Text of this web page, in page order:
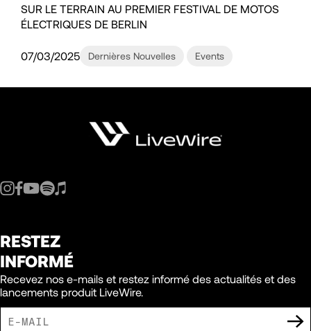
SUR LE TERRAIN AU PREMIER FESTIVAL DE MOTOS
ÉLECTRIQUES DE BERLIN
07/03/2025 Dernières Nouvelles Events
RESTEZ
INFORMÉ
Recevez nos e-mails et restez informé des actualités et des
lancements produit LiveWire.